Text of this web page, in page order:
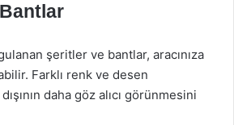
şeritler ve bantlar, aracınıza
Farklı renk ve desen
daha göz alıcı görünmesini